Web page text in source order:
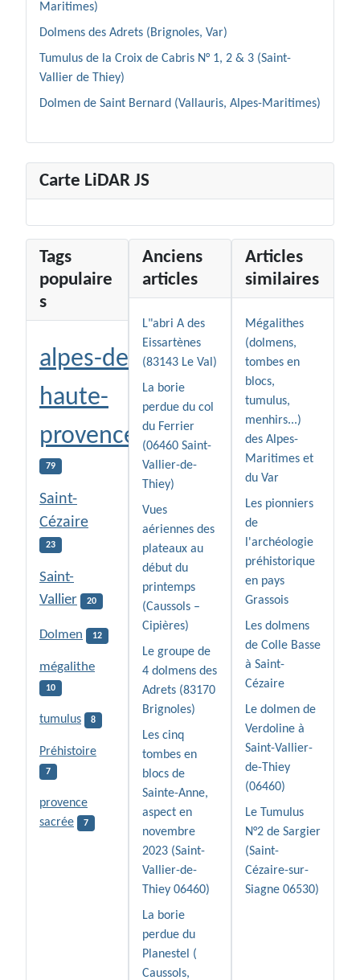
Maritimes)
Dolmens des Adrets (Brignoles, Var)
Tumulus de la Croix de Cabris N° 1, 2 & 3 (Saint-
Vallier de Thiey)
Dolmen de Saint Bernard (Vallauris, Alpes-Maritimes)
Carte LiDAR JS
Tags
populaire
s
alpes-de-
haute-
provence
79
Saint-
Cézaire
23
Saint-
Vallier
20
Dolmen 12
mégalithe
10
tumulus 8
Préhistoire
7
provence
sacrée
7
Anciens
articles
L"abri A des
Eissartènes
(83143 Le Val)
La borie
perdue du col
du Ferrier
(06460 Saint-
Vallier-de-
Thiey)
Vues
aériennes des
plateaux au
début du
printemps
(Caussols –
Cipières)
Le groupe de
4 dolmens des
Adrets (83170
Brignoles)
Les cinq
tombes en
blocs de
Sainte-Anne,
aspect en
novembre
2023 (Saint-
Vallier-de-
Thiey 06460)
La borie
perdue du
Planestel (
Caussols,
Articles
similaires
Mégalithes
(dolmens,
tombes en
blocs,
tumulus,
menhirs...)
des Alpes-
Maritimes et
du Var
Les pionniers
de
l'archéologie
préhistorique
en pays
Grassois
Les dolmens
de Colle Basse
à Saint-
Cézaire
Le dolmen de
Verdoline à
Saint-Vallier-
de-Thiey
(06460)
Le Tumulus
N°2 de Sargier
(Saint-
Cézaire-sur-
Siagne 06530)